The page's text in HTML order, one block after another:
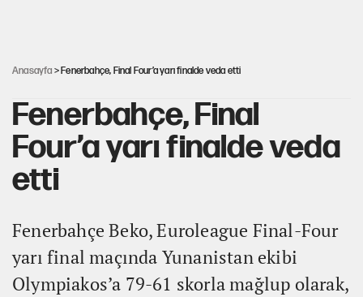
Anasayfa > Fenerbahçe, Final Four’a yarı finalde veda etti
Fenerbahçe, Final
Four’a yarı finalde veda
etti
Fenerbahçe Beko, Euroleague Final-Four
yarı final maçında Yunanistan ekibi
Olympiakos’a 79-61 skorla mağlup olarak,